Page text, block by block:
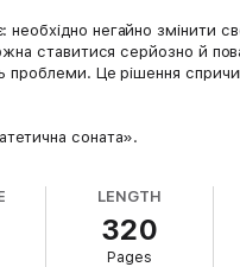
негайно змінити
ставитися серйозно й
проблеми. Це рішення
соната».
LENGTH
320
Pages